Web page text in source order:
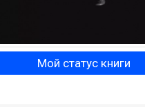
Мой статус книги